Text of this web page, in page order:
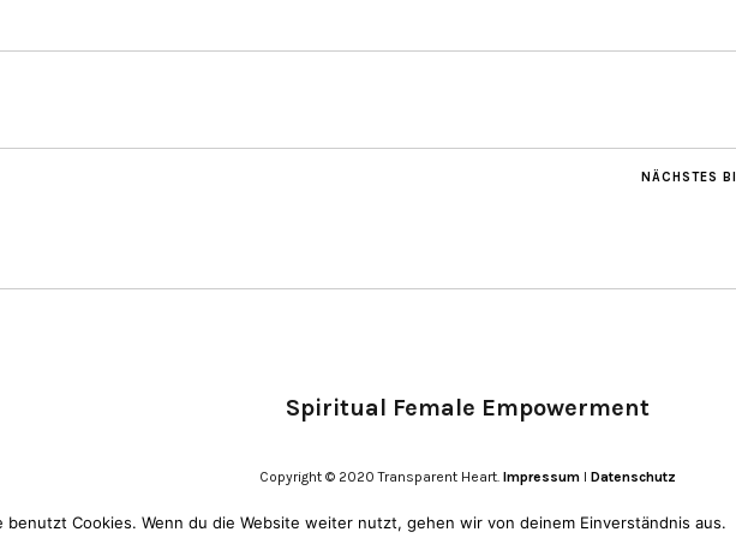
NÄCHSTES
Spiritual Female Empowerment
Copyright © 2020 Transparent Heart. ImpressumI Datenschutz
benutzt Cookies. Wenn du die Website weiter nutzt, gehen wir von deinem Einverständnis aus.